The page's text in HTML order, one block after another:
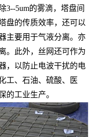
3--5um的雾滴，塔盘间
盘的传质效率，还可以
主要用于气液分离。亦
。此外，丝网还可作为
，以防止电波干扰的电
工、石油、硫酸、医
的工业生产。